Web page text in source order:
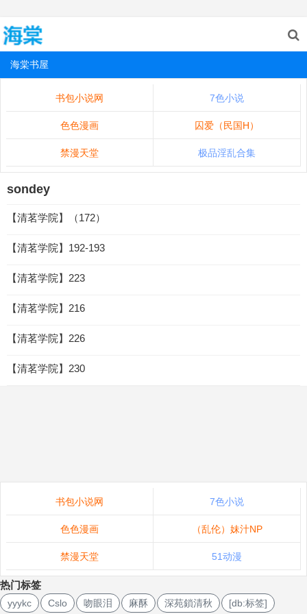
海棠书屋
书包小说网 7色小说
色色漫画 囚爱（民国H）
禁漫天堂 极品淫乱合集
sondey
【清茗学院】（172）
【清茗学院】192-193
【清茗学院】223
【清茗学院】216
【清茗学院】226
【清茗学院】230
书包小说网 7色小说
色色漫画 （乱伦）妹汁NP
禁漫天堂 51动漫
热门标签
yyykc Cslo 吻眼泪 麻酥 深苑鎖清秋 [db:标签]